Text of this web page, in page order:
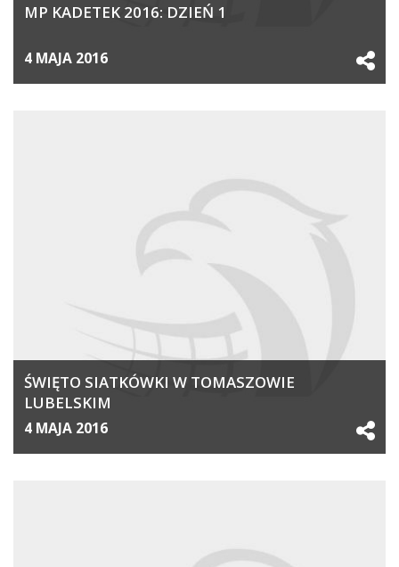
MP KADETEK 2016: DZIEŃ 1
4 MAJA 2016
ŚWIĘTO SIATKÓWKI W TOMASZOWIE
LUBELSKIM
4 MAJA 2016